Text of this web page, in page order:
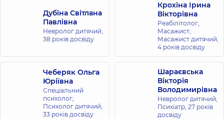
Дубіна Світлана
Павлівна
Невролог дитячий,
38 років досвіду
Крохіна Ірина
Вікторівна
Реабілітолог;
Масажист;
Масажист дитячий,
4 років досвіду
Чеберяк Ольга
Юріївна
Спеціальний
психолог;
Психолог дитячий,
33 років досвіду
Шараєвська
Вікторія
Володимирівна
Невролог дитячий;
Психіатр, 27 років
досвіду